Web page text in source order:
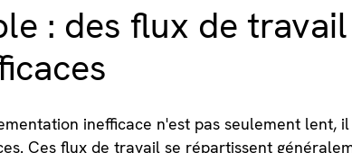
: des flux de travail
inefficace n'est pas seulement lent,
Ces flux de travail se répartissent